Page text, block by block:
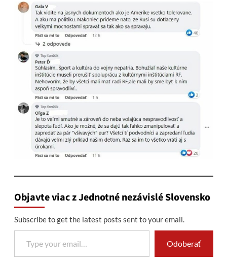
Objavte viac z Jednotné nezávislé Slovensko
Subscribe to get the latest posts sent to your email.
Type your email…
Odoberať